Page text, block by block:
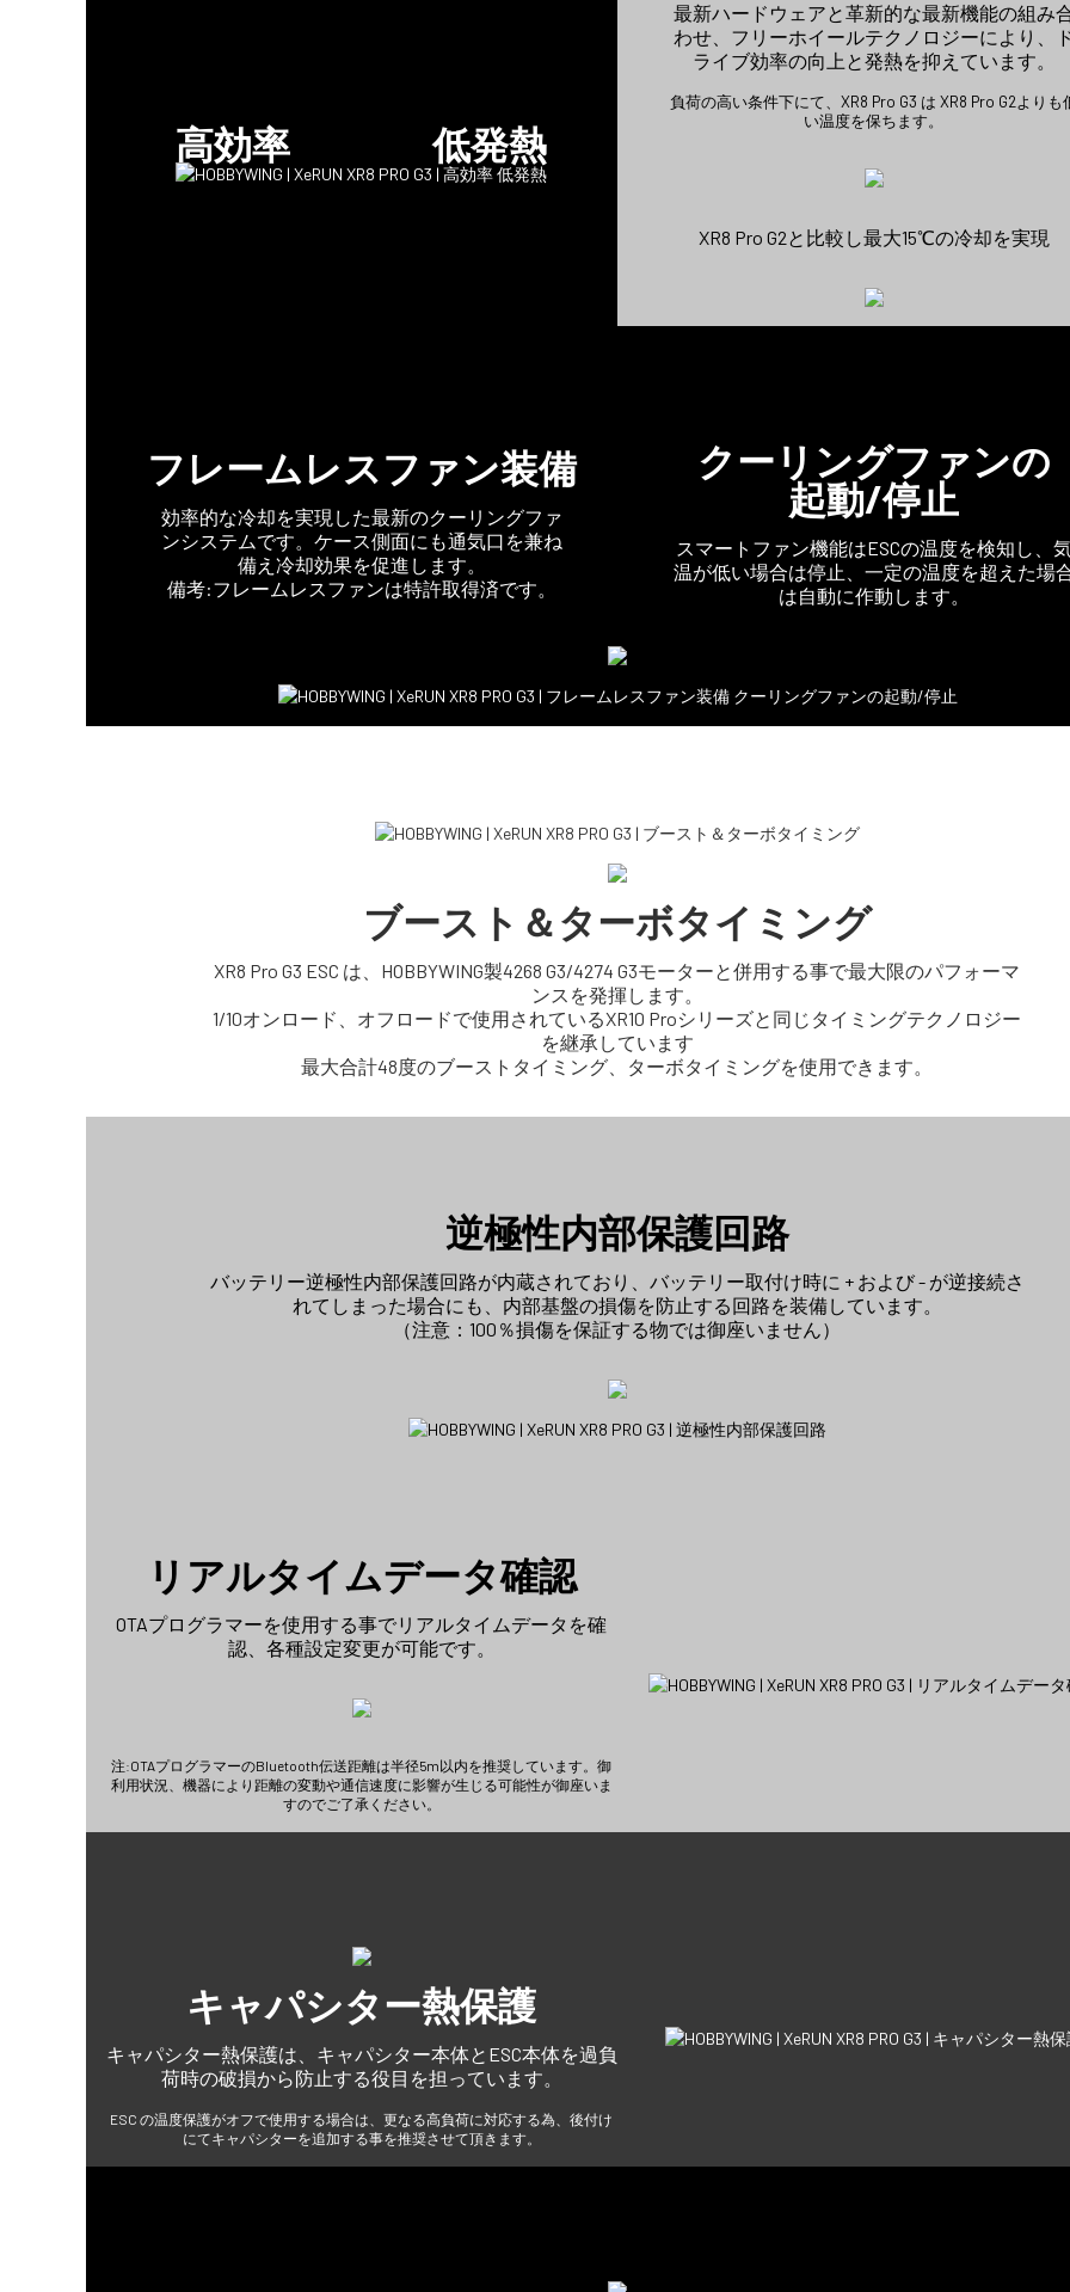
高効率 低発熱
最新ハードウェアと革新的な最新機能の組み
わせ、フリーホイールテクノロジーにより、
ライブ効率の向上と発熱を抑えています。
負荷の高い条件下にて、XR8 Pro G3 は XR8 Pro G2よりも
い温度を保ちます。
XR8 Pro G2と比較し最大15℃の冷却を実現
フレームレスファン装備
効率的な冷却を実現した最新のクーリングファ
ンシステムです。ケース側面にも通気口を兼ね
備え冷却効果を促進します。
備考:フレームレスファンは特許取得済です。
クーリングファンの
起動/停止
スマートファン機能はESCの温度を検知し、
温が低い場合は停止、一定の温度を超えた場
は自動に作動します。
ブースト＆ターボタイミング
XR8 Pro G3 ESC は、HOBBYWING製4268 G3/4274 G3モーターと併用する事で最大限のパフォーマ
ンスを発揮します。
1/10オンロード、オフロードで使用されているXR10 Proシリーズと同じタイミングテクノロジー
を継承しています
最大合計48度のブーストタイミング、ターボタイミングを使用できます。
逆極性内部保護回路
バッテリー逆極性内部保護回路が内蔵されており、バッテリー取付け時に + および - が逆接続さ
れてしまった場合にも、内部基盤の損傷を防止する回路を装備しています。
（注意：100％損傷を保証する物では御座いません）
リアルタイムデータ確認
OTAプログラマーを使用する事でリアルタイムデータを確
認、各種設定変更が可能です。
注:OTAプログラマーのBluetooth伝送距離は半径5m以内を推奨しています。御
利用状況、機器により距離の変動や通信速度に影響が生じる可能性が御座いま
すのでご了承ください。
キャパシター熱保護
キャパシター熱保護は、キャパシター本体とESC本体を過負
荷時の破損から防止する役目を担っています。
ESC の温度保護がオフで使用する場合は、更なる高負荷に対応する為、後付け
にてキャパシターを追加する事を推奨させて頂きます。